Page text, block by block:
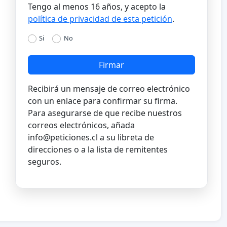
Tengo al menos 16 años, y acepto la
política de privacidad de esta petición.
Si No
Firmar
Recibirá un mensaje de correo electrónico
con un enlace para confirmar su firma.
Para asegurarse de que recibe nuestros
correos electrónicos, añada
info@peticiones.cl a su libreta de
direcciones o a la lista de remitentes
seguros.